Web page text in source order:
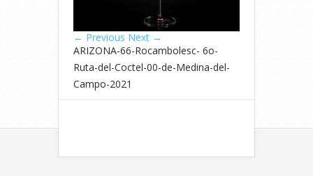
← Previous Next →
ARIZONA-66-Rocambolesc- 6o-
Ruta-del-Coctel-00-de-Medina-del-
Campo-2021